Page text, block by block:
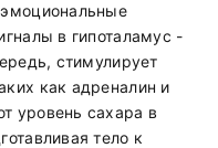
в гипоталамус -
стимулирует
как адреналин и
уровень сахара в
тело к